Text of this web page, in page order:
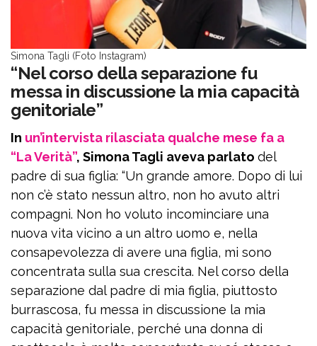
Simona Tagli (Foto Instagram)
“Nel corso della separazione fu
messa in discussione la mia capacità
genitoriale”
In un’intervista rilasciata qualche mese fa a
“La Verità”, Simona Tagli aveva parlato del
padre di sua figlia: “Un grande amore. Dopo di lui
non c’è stato nessun altro, non ho avuto altri
compagni. Non ho voluto incominciare una
nuova vita vicino a un altro uomo e, nella
consapevolezza di avere una figlia, mi sono
concentrata sulla sua crescita. Nel corso della
separazione dal padre di mia figlia, piuttosto
burrascosa, fu messa in discussione la mia
capacità genitoriale, perché una donna di